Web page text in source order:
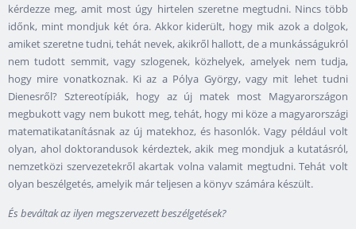
kérdezze meg, amit most úgy hirtelen szeretne megtudni. Nincs több
időnk, mint mondjuk két óra. Akkor kiderült, hogy mik azok a dolgok,
amiket szeretne tudni, tehát nevek, akikről hallott, de a munkásságukról
nem tudott semmit, vagy szlogenek, közhelyek, amelyek nem tudja,
hogy mire vonatkoznak. Ki az a Pólya György, vagy mit lehet tudni
Dienesről? Sztereotípiák, hogy az új matek most Magyarországon
megbukott vagy nem bukott meg, tehát, hogy mi köze a magyarországi
matematikatanításnak az új matekhoz, és hasonlók. Vagy például volt
olyan, ahol doktorandusok kérdeztek, akik meg mondjuk a kutatásról,
nemzetközi szervezetekről akartak volna valamit megtudni. Tehát volt
olyan beszélgetés, amelyik már teljesen a könyv számára készült.
És beváltak az ilyen megszervezett beszélgetések?